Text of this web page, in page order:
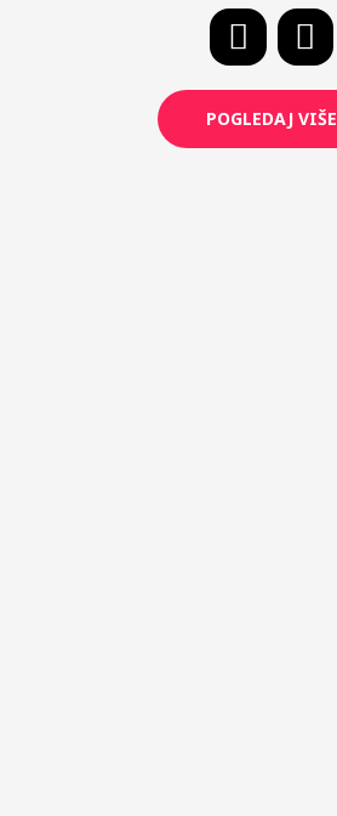
F
a
c
e
I
n
s
t
POGLEDAJ VIŠE